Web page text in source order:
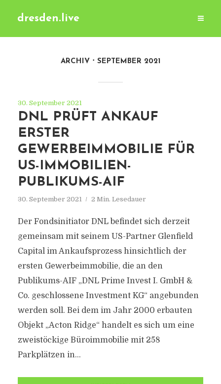
dresden.live
ARCHIV SEPTEMBER 2021
30. September 2021
DNL PRÜFT ANKAUF
ERSTER
GEWERBEIMMOBILIE FÜR
US-IMMOBILIEN-
PUBLIKUMS-AIF
30. September 2021 2 Min. Lesedauer
Der Fondsinitiator DNL befindet sich derzeit
gemeinsam mit seinem US-Partner Glenfield
Capital im Ankaufsprozess hinsichtlich der
ersten Gewerbeimmobilie, die an den
Publikums-AIF „DNL Prime Invest I. GmbH &
Co. geschlossene Investment KG“ angebunden
werden soll. Bei dem im Jahr 2000 erbauten
Objekt „Acton Ridge“ handelt es sich um eine
zweistöckige Büroimmobilie mit 258
Parkplätzen in...